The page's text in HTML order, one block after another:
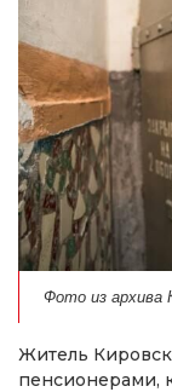
Фото из архива
Житель
пенсионерами,